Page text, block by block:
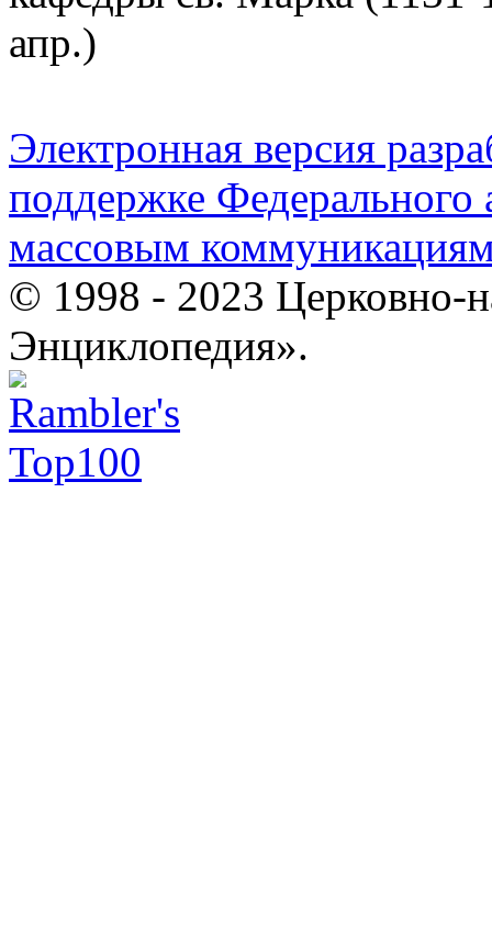
апр.)
Электронная версия
поддержке Федерального
массовым
© 1998 - 2023 Церковно-
Энциклопедия».